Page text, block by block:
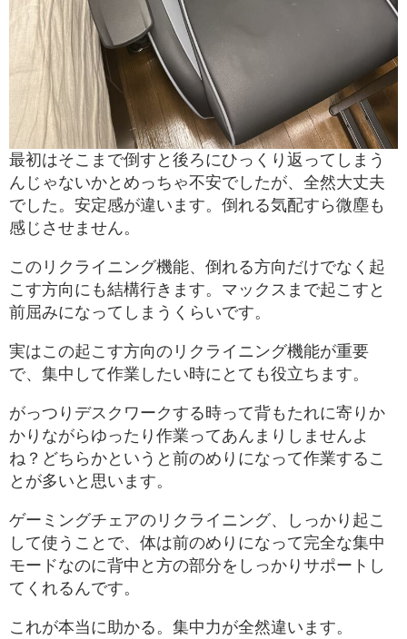
最初はそこまで倒すと後ろにひっくり返ってしまう
んじゃないかとめっちゃ不安でしたが、全然大丈夫
でした。安定感が違います。倒れる気配すら微塵も
感じさせません。
このリクライニング機能、倒れる方向だけでなく起
こす方向にも結構行きます。マックスまで起こすと
前屈みになってしまうくらいです。
実はこの起こす方向のリクライニング機能が重要
で、集中して作業したい時にとても役立ちます。
がっつりデスクワークする時って背もたれに寄りか
かりながらゆったり作業ってあんまりしませんよ
ね？どちらかというと前のめりになって作業するこ
とが多いと思います。
ゲーミングチェアのリクライニング、しっかり起こ
して使うことで、体は前のめりになって完全な集中
モードなのに背中と方の部分をしっかりサポートし
てくれるんです。
これが本当に助かる。集中力が全然違います。